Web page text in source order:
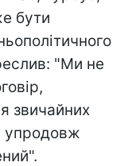
бути
"Ми не
звичайних
упродовж